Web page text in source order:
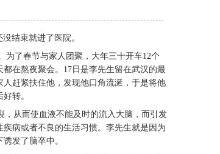
结束就进了医院。
为了春节与家人团聚，大年三十开车12个
在熬夜聚会。17日是李先生留在武汉的最
赶紧扶住他，发现他口角流涎，于是将他
转。
，从而使血液不能及时的流入大脑，而引发
病或者不良的生活习惯。李先生就是因为
发了脑卒中。